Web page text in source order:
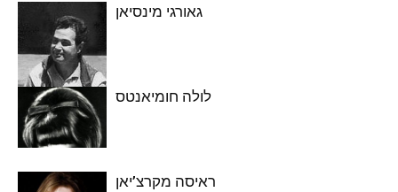
גאורגי מינסיאן
לולה חומיאנטס
ראיסה מקרצ’יאן